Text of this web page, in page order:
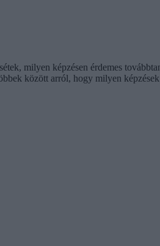
milyen képzésen érdemes
között arról, hogy milyen